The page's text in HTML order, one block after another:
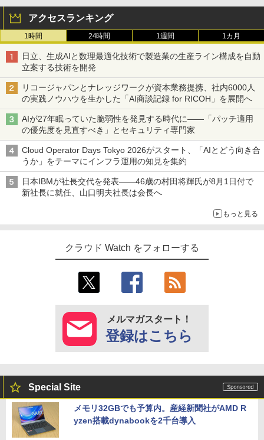
アクセスランキング
1時間 24時間 1週間 1カ月
日立、生成AIと数理最適化技術で製造業の生産ライン構成を自動
立案する技術を開発
リコージャパンとナレッジワークが資本業務提携、社内6000人
の実践ノウハウを生かした「AI商談記録 for RICOH」を展開へ
AIが27年眠っていた脆弱性を発見する時代に――「パッチ適用
の優先度を見直すべき」とセキュリティ専門家
Cloud Operator Days Tokyo 2026がスタート、「AIとどう向き合
うか」をテーマにインフラ運用の知見を集約
日本IBMが社長交代を発表――46歳の村田将輝氏が8月1日付で
新社長に就任、山口明夫社長は会長へ
もっと見る
クラウド Watch をフォローする
メルマガスタート！
登録はこちら
Special Site
メモリ32GBでも予算内。産経新聞社がAMD R
yzen搭載dynabookを2千台導入